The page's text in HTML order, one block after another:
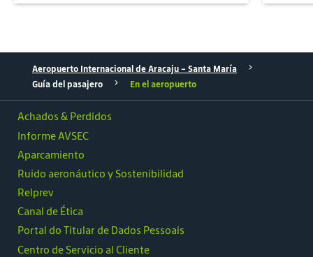
Aeropuerto Internacional de Aracaju - Santa María
Guía del pasajero
En el aeropuerto
Achados & Perdidos
Informe AVSEC
Aparcamiento
Ruido aeronáutico y Sostenibilidad
Relprev
Canal de Ética
Portal do Titular de Dados Pessoais
Centro de Servicio al Cliente